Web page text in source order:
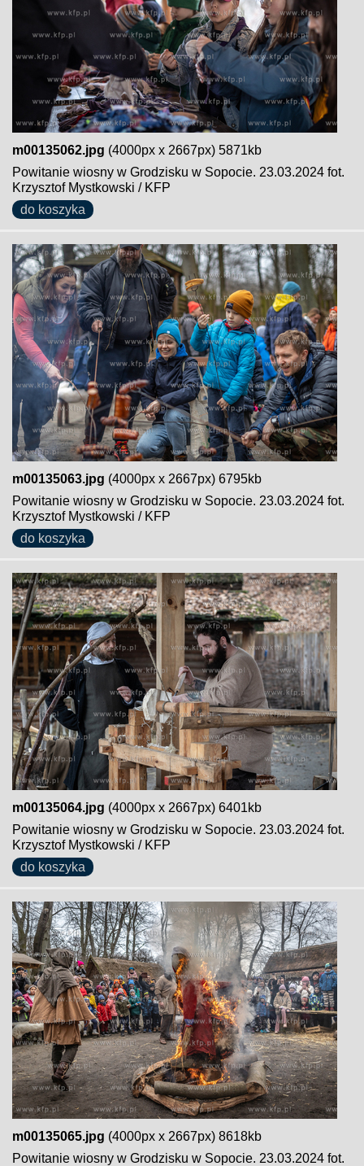
m00135062.jpg (4000px x 2667px) 5871kb
Powitanie wiosny w Grodzisku w Sopocie. 23.03.2024 fot.
Krzysztof Mystkowski / KFP
do koszyka
m00135063.jpg (4000px x 2667px) 6795kb
Powitanie wiosny w Grodzisku w Sopocie. 23.03.2024 fot.
Krzysztof Mystkowski / KFP
do koszyka
m00135064.jpg (4000px x 2667px) 6401kb
Powitanie wiosny w Grodzisku w Sopocie. 23.03.2024 fot.
Krzysztof Mystkowski / KFP
do koszyka
m00135065.jpg (4000px x 2667px) 8618kb
Powitanie wiosny w Grodzisku w Sopocie. 23.03.2024 fot.